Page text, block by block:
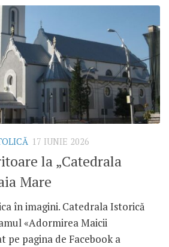
17 IUNIE 2026
la „Catedrala
Mare
în imagini. Catedrala Istorică
«Adormirea Maicii
pe pagina de Facebook a